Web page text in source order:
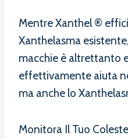
Mentre Xanthel ®
Xanthelasma
macchie è altrettanto
effettivamente aiuta
ma anche lo
Monitora Il Tuo